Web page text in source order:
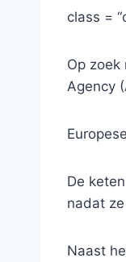
class =
Op zoek
Agency
De
nadat
Naast